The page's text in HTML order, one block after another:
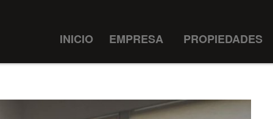
INICIO EMPRESA PROPIEDADES